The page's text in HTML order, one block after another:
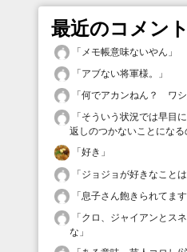
最近のコメント
「 メモ帳意味ないやん 」
「アブない将軍様。
」
「何でアカンねん？ ワシ
「そういう状況では早目
返しのつかないことになる
「好き 」
「ジョジョが好きなこと
「息子さん飽きられてます
「クロ、ジャイアンとス
な 」